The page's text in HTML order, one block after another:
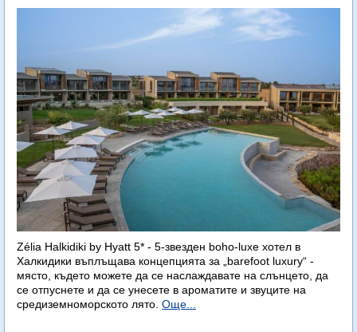
Zélia Halkidiki by Hyatt 5* - 5-звезден boho-luxe хотел в
Халкидики въплъщава концепцията за „barefoot luxury“ -
място, където можете да се наслаждавате на слънцето, да
се отпуснете и да се унесете в ароматите и звуците на
средиземноморското лято. Още...